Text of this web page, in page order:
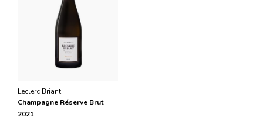
Leclerc Briant
Champagne Réserve Brut
2021